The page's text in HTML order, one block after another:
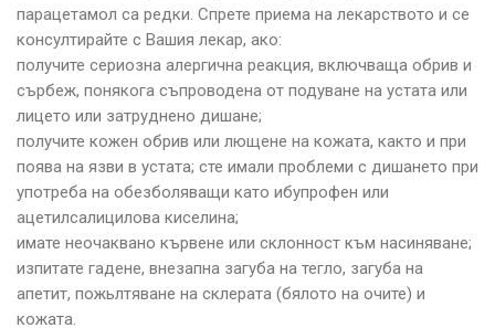
парацетамол са редки. Спрете приема на лекарството и се
консултирайте с Вашия лекар, ако:
получите сериозна алергична реакция, включваща обрив и
сърбеж, понякога съпроводена от подуване на устата или
лицето или затруднено дишане;
получите кожен обрив или лющене на кожата, както и при
поява на язви в устата; сте имали проблеми с дишането при
употреба на обезболяващи като ибупрофен или
ацетилсалицилова киселина;
имате неочаквано кървене или склонност към насиняване;
изпитате гадене, внезапна загуба на тегло, загуба на
апетит, пожьлтяване на склерата (бялото на очите) и
кожата.